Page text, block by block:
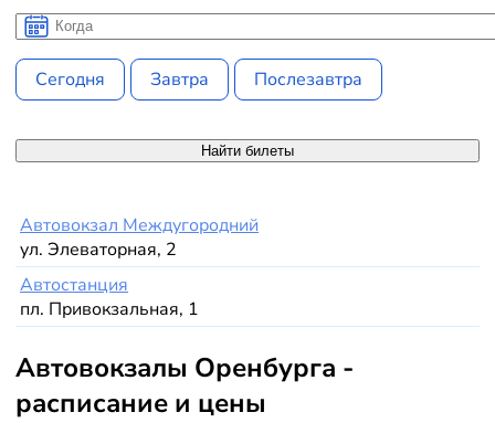
Когда
Когда
Сегодня Завтра Послезавтра
Найти билеты
Автовокзал Междугородний
ул. Элеваторная, 2
Автостанция
пл. Привокзальная, 1
Автовокзалы Оренбурга -
расписание и цены